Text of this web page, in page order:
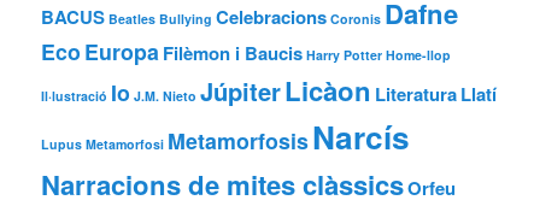
BACUS Beatles Bullying Celebracions Coronis Dafne
Eco Europa Filèmon i Baucis Harry Potter Home-llop
Il·lustració Io J.M. Nieto JúpiterLicàon LiteraturaLlatí
Lupus Metamorfosi MetamorfosisNarcís
Narracions de mites clàssicsOrfeu